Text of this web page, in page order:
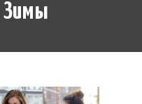
Зимы